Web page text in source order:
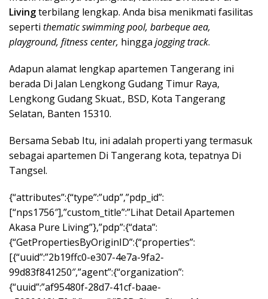
Livingterbilang lengkap. Anda bisa menikmati fasilitas
seperti thematic swimming pool, barbeque aea,
playground, fitness center, hingga jogging track.
Adapun alamat lengkap apartemen Tangerang ini
berada Di Jalan Lengkong Gudang Timur Raya,
Lengkong Gudang Skuat., BSD, Kota Tangerang
Selatan, Banten 15310.
Bersama Sebab Itu, ini adalah properti yang termasuk
sebagai apartemen Di Tangerang kota, tepatnya Di
Tangsel.
{“attributes”:{“type”:”udp”,”pdp_id”:
[“nps1756″],”custom_title”:”Lihat Detail Apartemen
Akasa Pure Living”},”pdp”:{“data”:
{“GetPropertiesByOriginID”:{“properties”:
[{“uuid”:”2b19ffc0-e307-4e7a-9fa2-
99d83f841250″,”agent”:{“organization”:
{“uuid”:”af95480f-28d7-41cf-baae-